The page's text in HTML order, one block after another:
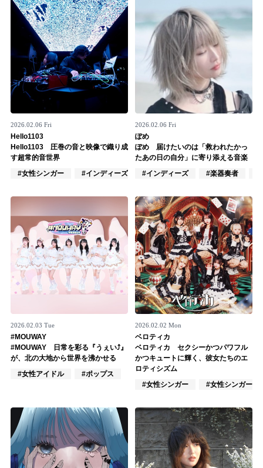
2026.02.06 Fri
Hello1103
Hello1103 圧巻の音と映像で織り成
す超常的音世界
#女性シンガー
#インディーズ #インスト
2026.02.06 Fri
ぽめ
ぽめ 届けたいのは「救われたかっ
たあの日の自分」に寄り添える音楽
#インディーズ
#楽器奏者
2026.02.03 Tue
#MOUWAY
#MOUWAY 日常を彩る『うぇい⤴︎』
が、北の大地から世界を沸かせる
#女性アイドル
#ポップス
2026.02.02 Mon
ベロティカ
ベロティカ セクシーかつパワフル
かつキュートに輝く、彼女たちのエ
ロティシズム
#女性シンガー
#女性シンガーグ